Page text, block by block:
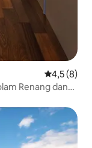
Nilai rata-
4,5 (8)
Renang dan